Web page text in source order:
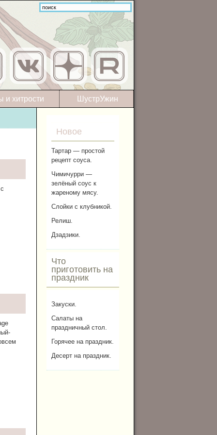
ШустрУжин
и хитрости
Новое
Тартар — простой
рецепт соуса.
Чимичурри —
зелёный соус к
жареному мясу.
Слойки с клубникой.
Релиш.
Дзадзики.
Что
приготовить на
праздник
Закуски.
Салаты на
праздничный стол.
Горячее на праздник.
Десерт на праздник.